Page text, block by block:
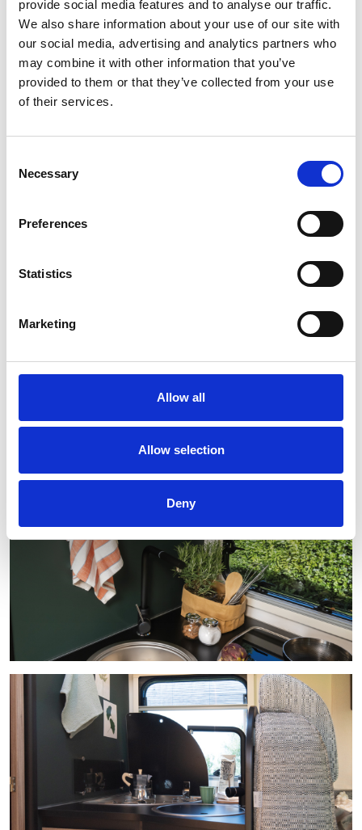
provide social media features and to analyse our traffic.
We also share information about your use of our site with
our social media, advertising and analytics partners who
may combine it with other information that you’ve
provided to them or that they’ve collected from your use
of their services.
Selection
Necessary
Preferences
Statistics
Marketing
Allow all
Allow selection
Deny